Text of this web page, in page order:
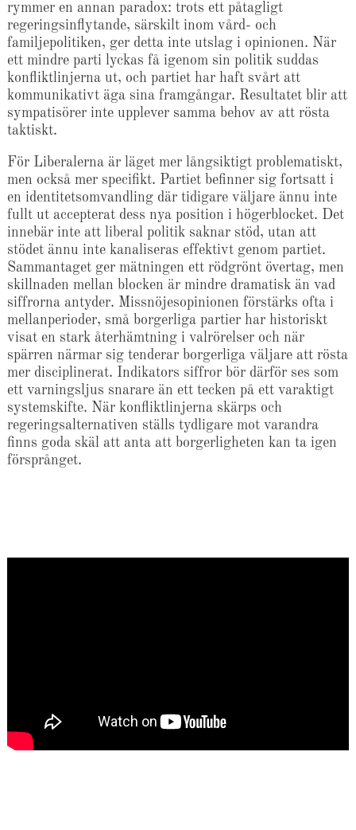
rymmer en annan paradox: trots ett påtagligt
regeringsinflytande, särskilt inom vård- och
familjepolitiken, ger detta inte utslag i opinionen. När
ett mindre parti lyckas få igenom sin politik suddas
konfliktlinjerna ut, och partiet har haft svårt att
kommunikativt äga sina framgångar. Resultatet blir att
sympatisörer inte upplever samma behov av att rösta
taktiskt.
För Liberalerna är läget mer långsiktigt problematiskt,
men också mer specifikt. Partiet befinner sig fortsatt i
en identitetsomvandling där tidigare väljare ännu inte
fullt ut accepterat dess nya position i högerblocket. Det
innebär inte att liberal politik saknar stöd, utan att
stödet ännu inte kanaliseras effektivt genom partiet.
Sammantaget ger mätningen ett rödgrönt övertag, men
skillnaden mellan blocken är mindre dramatisk än vad
siffrorna antyder. Missnöjesopinionen förstärks ofta i
mellanperioder, små borgerliga partier har historiskt
visat en stark återhämtning i valrörelser och när
spärren närmar sig tenderar borgerliga väljare att rösta
mer disciplinerat. Indikators siffror bör därför ses som
ett varningsljus snarare än ett tecken på ett varaktigt
systemskifte. När konfliktlinjerna skärps och
regeringsalternativen ställs tydligare mot varandra
finns goda skäl att anta att borgerligheten kan ta igen
försprånget.